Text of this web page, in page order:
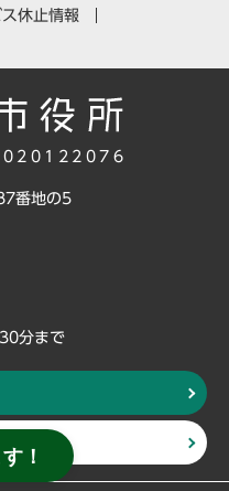
休止情報
番地の5
分まで
！